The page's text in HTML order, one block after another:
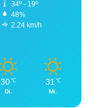
34º - 19º
48%
2.24 km/h
30 ℃
Di.
31 ℃
Mi.